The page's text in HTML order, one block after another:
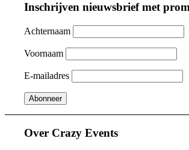
Inschrijven nieuwsbrief met
Achternaam
Voornaam
E-mailadres
Over Crazy Events